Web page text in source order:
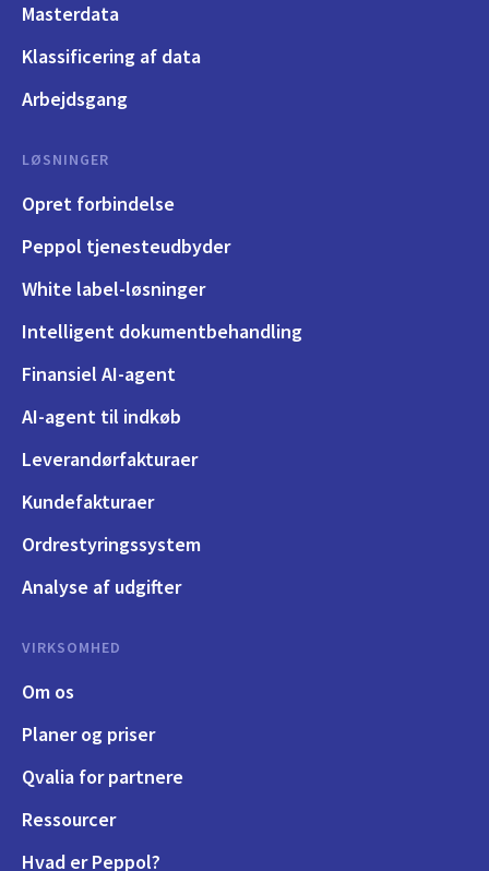
Masterdata
Klassificering af data
Arbejdsgang
LØSNINGER
Opret forbindelse
Peppol tjenesteudbyder
White label-løsninger
Intelligent dokumentbehandling
Finansiel AI-agent
AI-agent til indkøb
Leverandørfakturaer
Kundefakturaer
Ordrestyringssystem
Analyse af udgifter
VIRKSOMHED
Om os
Planer og priser
Qvalia for partnere
Ressourcer
Hvad er Peppol?